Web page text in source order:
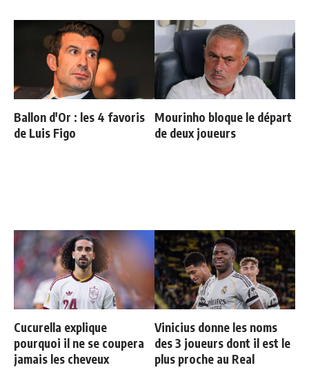
Ballon d'Or : les 4 favoris
de Luis Figo
Mourinho bloque le départ
de deux joueurs
Cucurella explique
pourquoi il ne se coupera
jamais les cheveux
Vinicius donne les noms
des 3 joueurs dont il est le
plus proche au Real